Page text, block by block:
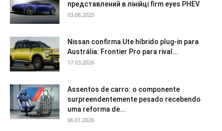
представлений в лінійці firm eyes PHEV
03.08.2025
Nissan confirma Ute híbrido plug-in para
Austrália: Frontier Pro para rival...
17.03.2026
Assentos de carro: o componente
surpreendentemente pesado recebendo
uma reforma de...
06.01.2026